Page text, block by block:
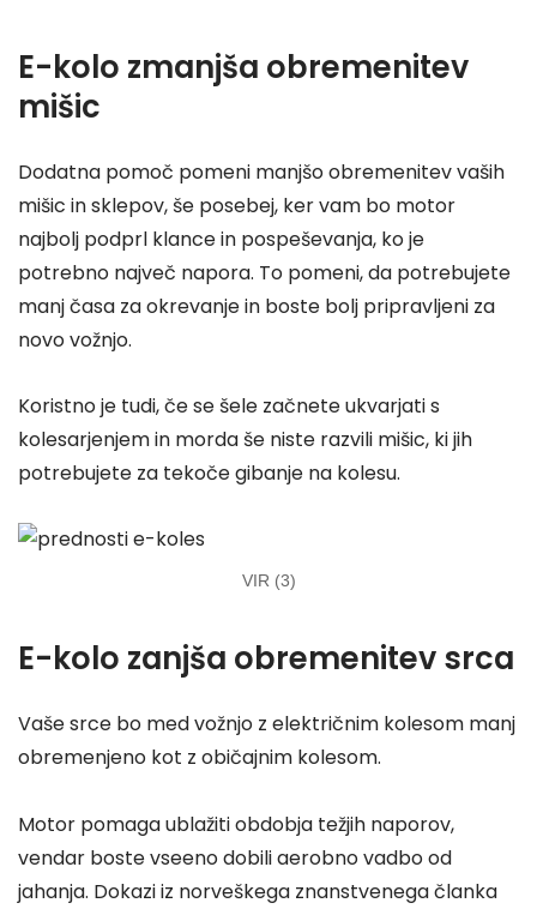
E-kolo zmanjša obremenitev
mišic
Dodatna pomoč pomeni manjšo obremenitev vaših
mišic in sklepov, še posebej, ker vam bo motor
najbolj podprl klance in pospeševanja, ko je
potrebno največ napora. To pomeni, da potrebujete
manj časa za okrevanje in boste bolj pripravljeni za
novo vožnjo.
Koristno je tudi, če se šele začnete ukvarjati s
kolesarjenjem in morda še niste razvili mišic, ki jih
potrebujete za tekoče gibanje na kolesu.
VIR (3)
E-kolo zanjša obremenitev srca
Vaše srce bo med vožnjo z električnim kolesom manj
obremenjeno kot z običajnim kolesom.
Motor pomaga ublažiti obdobja težjih naporov,
vendar boste vseeno dobili aerobno vadbo od
jahanja. Dokazi iz norveškega znanstvenega članka